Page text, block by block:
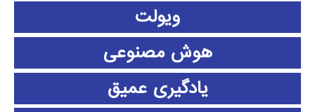
ویولت
هوش مصنوعی
یادگیری عمیق